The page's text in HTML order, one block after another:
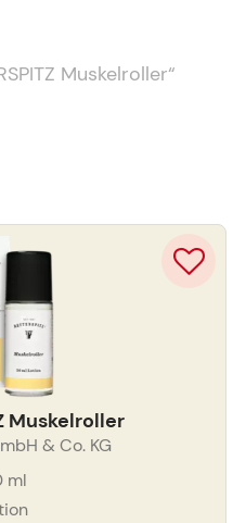
Muskelroller“
Muskelroller
& Co. KG
ml